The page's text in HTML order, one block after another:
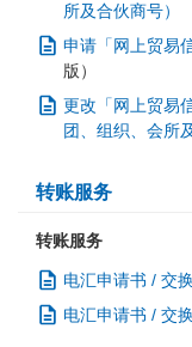
所及合伙商号）
申请「网上贸易
版）
更改「网上贸易
团、组织、会所
转账服务
转账服务
电汇申请书 / 交
电汇申请书 / 交